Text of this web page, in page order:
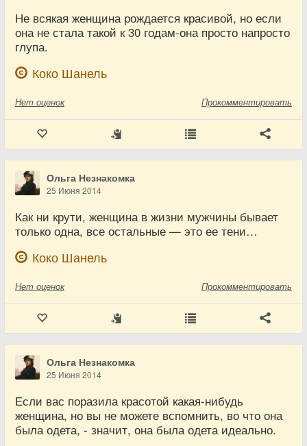
Не всякая женщина рождается красивой, но если
она не стала такой к 30 годам-она просто напросто
глупа.
Коко Шанель
Нет оценок Прокомментировать
Ольга Незнакомка
25 Июня 2014
Как ни крути, женщина в жизни мужчины бывает
только одна, все остальные — это ее тени…
Коко Шанель
Нет оценок Прокомментировать
Ольга Незнакомка
25 Июня 2014
Если вас поразила красотой какая-нибудь
женщина, но вы не можете вспомнить, во что она
была одета, - значит, она была одета идеально.